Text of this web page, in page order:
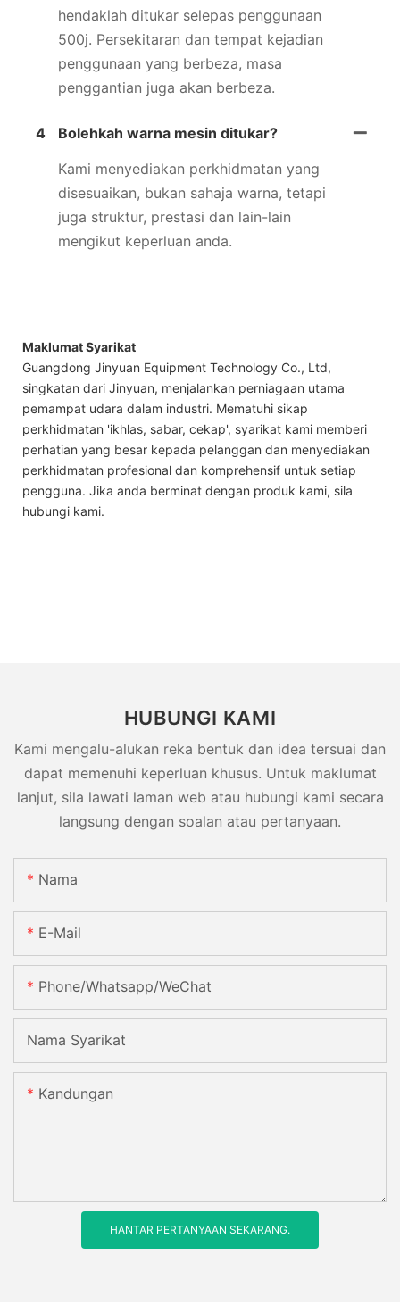
hendaklah ditukar selepas penggunaan
500j. Persekitaran dan tempat kejadian
penggunaan yang berbeza, masa
penggantian juga akan berbeza.
4
Bolehkah warna mesin ditukar?
Kami menyediakan perkhidmatan yang
disesuaikan, bukan sahaja warna, tetapi
juga struktur, prestasi dan lain-lain
mengikut keperluan anda.
Maklumat Syarikat
Guangdong Jinyuan Equipment Technology Co., Ltd,
singkatan dari Jinyuan, menjalankan perniagaan utama
pemampat udara dalam industri. Mematuhi sikap
perkhidmatan 'ikhlas, sabar, cekap', syarikat kami memberi
perhatian yang besar kepada pelanggan dan menyediakan
perkhidmatan profesional dan komprehensif untuk setiap
pengguna. Jika anda berminat dengan produk kami, sila
hubungi kami.
HUBUNGI KAMI
Kami mengalu-alukan reka bentuk dan idea tersuai dan
dapat memenuhi keperluan khusus. Untuk maklumat
lanjut, sila lawati laman web atau hubungi kami secara
langsung dengan soalan atau pertanyaan.
Nama
E-Mail
Phone/Whatsapp/WeChat
Nama Syarikat
Kandungan
HANTAR PERTANYAAN SEKARANG.